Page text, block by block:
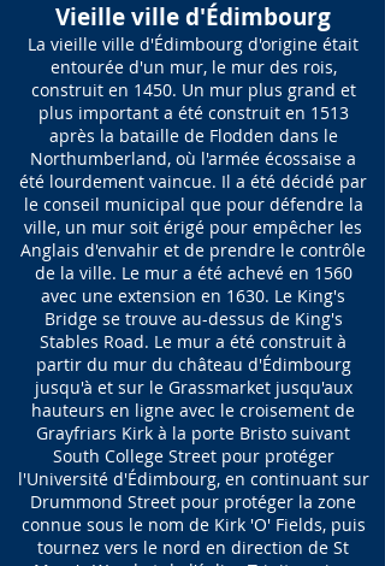
Vieille ville d'Édimbourg
La vieille ville d'Édimbourg d'origine était
entourée d'un mur, le mur des rois,
construit en 1450. Un mur plus grand et
plus important a été construit en 1513
après la bataille de Flodden dans le
Northumberland, où l'armée écossaise a
été lourdement vaincue. Il a été décidé par
le conseil municipal que pour défendre la
ville, un mur soit érigé pour empêcher les
Anglais d'envahir et de prendre le contrôle
de la ville. Le mur a été achevé en 1560
avec une extension en 1630. Le King's
Bridge se trouve au-dessus de King's
Stables Road. Le mur a été construit à
partir du mur du château d'Édimbourg
jusqu'à et sur le Grassmarket jusqu'aux
hauteurs en ligne avec le croisement de
Grayfriars Kirk à la porte Bristo suivant
South College Street pour protéger
l'Université d'Édimbourg, en continuant sur
Drummond Street pour protéger la zone
connue sous le nom de Kirk 'O' Fields, puis
tournez vers le nord en direction de St